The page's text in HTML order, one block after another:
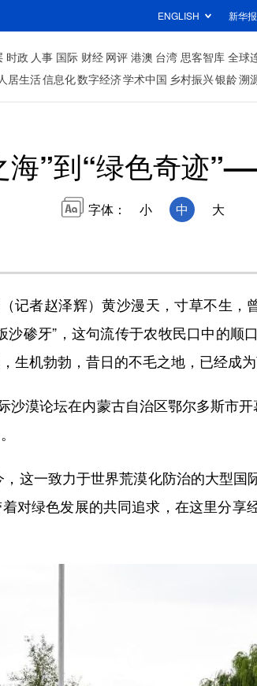
ENGLISH 新华
时政 人事 国际 财经 网评 港澳 台湾 思客智库 全球
居生活信息化数字经济学术中国 乡村振兴银龄溯
海”到“绿色奇迹
字体： 小 中 大
者赵泽辉）黄沙漫天，寸草不生，
沙碜牙”，这句流传于农牧民口中的
生机勃勃，昔日的不毛之地，已经成为
漠论坛在内蒙古自治区鄂尔多斯市开
一致力于世界荒漠化防治的大型国
对绿色发展的共同追求，在这里分